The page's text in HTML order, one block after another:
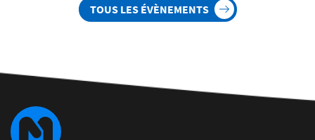
TOUS LES ÉVÈNEMENTS